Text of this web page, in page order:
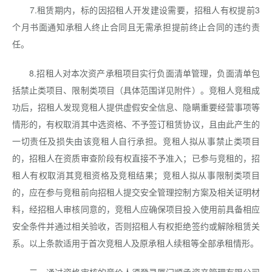
7.租赁期内，标的因招租人开发建设需要，招租人有权提前3
个月书面通知承租人终止合同且无需承担提前终止合同的违约责
任。
8.招租人对本次资产承租项目实行负面清单管理，负面清单包
括禁止类项目、限制类项目（具体范围详见附件）。竞租人竞租成
功后，招租人发现竞租人提供虚假安全信息、隐瞒重要经营事项等
情形的，有权取消其中选资格、不予签订租赁协议，且由此产生的
一切责任及损失由该竞租人自行承担。竞租人拟从事禁止类项目
的，招租人在资质审查阶段有权直接不予准入；已参与竞租的，招
租人有权取消其竞租资格及竞租结果；竞租人拟从事限制类项目
的，应在参与竞租前向招租人提交安全管理控制方案及相关证明材
料，经招租人审核同意的，竞租人应确保项目投入使用前具备相应
安全条件并通过相关验收，否则招租人有权拒绝签约或解除租赁关
系。以上条款适用于首次竞租人及原承租人续租等全部承租情形。